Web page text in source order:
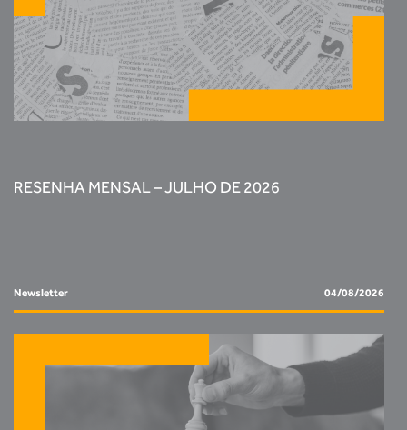
RESENHA MENSAL – JULHO DE 2026
Newsletter 04/08/2026